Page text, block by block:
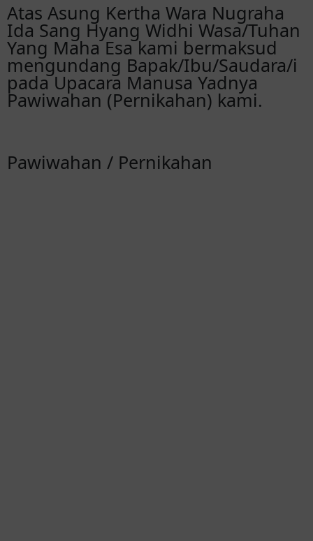
Atas Asung Kertha Wara Nugraha
Ida Sang Hyang Widhi Wasa/Tuhan
Yang Maha Esa kami bermaksud
mengundang Bapak/Ibu/Saudara/i
pada Upacara Manusa Yadnya
Pawiwahan (Pernikahan) kami.
Pawiwahan / Pernikahan